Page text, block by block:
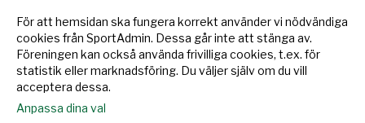
Nästkommande vecka 2022-08-21 20:02
Inställt månd 15/8 2022-08-15 13:29
Uppstart efter sommarträningsperioden 2022-08-02 19:58
För att hemsidan ska fungera korrekt använder vi nödvändiga
cookies från SportAdmin. Dessa går inte att stänga av.
Föreningen kan också använda frivilliga cookies, t.ex. för
statistik eller marknadsföring. Du väljer själv om du vill
acceptera dessa.
Anpassa dina val